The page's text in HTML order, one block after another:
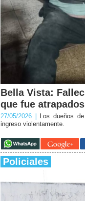
Bella Vista:
que fue
27/05/2026 | Los dueños
ingreso violentamente.
Policiales